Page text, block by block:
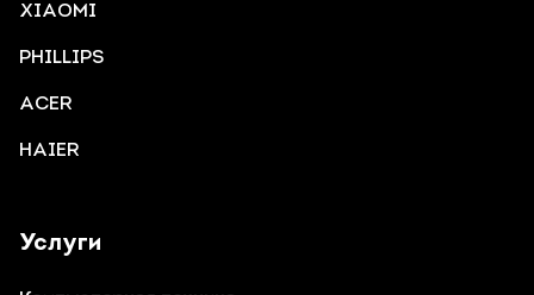
Услуги
XIAOMI
PHILLIPS
ACER
HAIER